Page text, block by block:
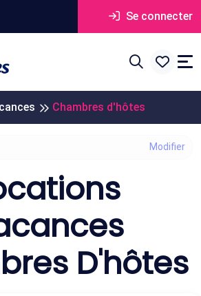
Se connecter
Chambres d'hôtes
D'hôtes